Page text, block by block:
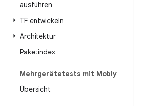
ausführen
TF entwickeln
Architektur
Paketindex
Mehrgerätetests mit Mobly
Übersicht